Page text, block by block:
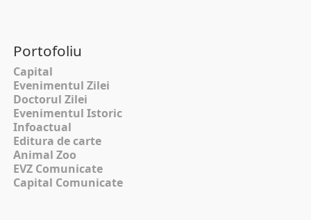
Portofoliu
Capital
Evenimentul Zilei
Doctorul Zilei
Evenimentul Istoric
Infoactual
Editura de carte
Animal Zoo
EVZ Comunicate
Capital Comunicate